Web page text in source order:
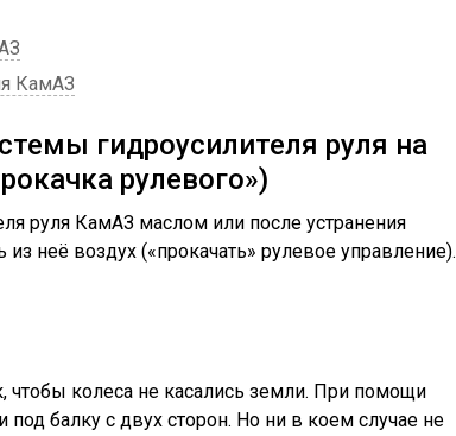
КамАЗ
гидроусилителя руля на
рулевого»)
руля КамАЗ маслом или после устранения
неё воздух («прокачать» рулевое управление).
чтобы колеса не касались земли. При помощи
балку с двух сторон. Но ни в коем случае не